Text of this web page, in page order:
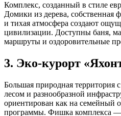
Комплекс, созданный в стиле
Домики из дерева, собственная
и тихая атмосфера создают
цивилизации. Доступны баня,
маршруты и оздоровительные
3. Эко-курорт
Большая природная территория
лесом и разнообразной
ориентирован как на семейный
программы. Фишка комплекса —